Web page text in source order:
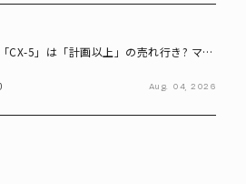
CX-5」は「計画以上」の売れ行き? マツ
Aug. 04, 2026